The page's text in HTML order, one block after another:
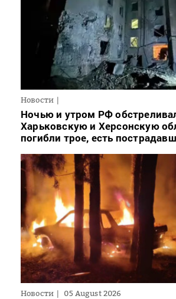
Новости
Ночью и утром РФ
Харьковскую и Херсонскую
погибли трое, есть
Новости 05 August 2026